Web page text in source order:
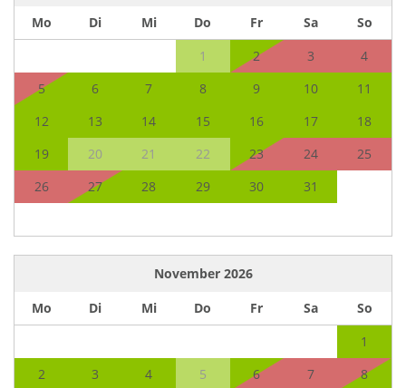
Mo Di Mi Do Fr Sa
So
1
2 3
4
5
6 7 8 9 10
11
12
13 14 15 16 17
18
19
20 21 22 23 24
25
26
27 28 29 30 31
November 2026
Mo
Di Mi Do Fr Sa
So
1
2
3 4 5 6 7
8